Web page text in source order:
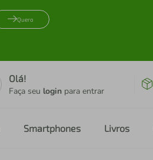
Quero
Olá!
Faça seu login para entrar
Smartphones Livros